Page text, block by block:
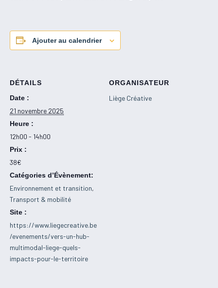
Ajouter au calendrier
DÉTAILS
Date :
21 novembre 2025
Heure :
12h00 - 14h00
Prix :
38€
Catégories d’Évènement:
Environnement et transition,
Transport & mobilité
Site :
https://www.liegecreative.be
/evenements/vers-un-hub-
multimodal-liege-quels-
impacts-pour-le-territoire
ORGANISATEUR
Liège Créative